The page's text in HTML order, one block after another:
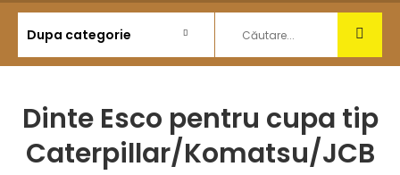
Dinte Esco pentru cupa tip
Caterpillar/Komatsu/JCB